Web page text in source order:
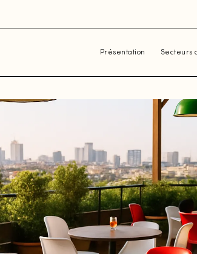
Présentation Secteurs